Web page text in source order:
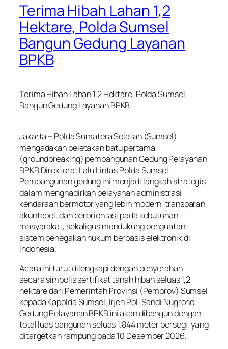
Terima Hibah Lahan 1,2
Hektare, Polda Sumsel
Bangun Gedung Layanan
BPKB
Terima Hibah Lahan 1,2 Hektare, Polda Sumsel
Bangun Gedung Layanan BPKB
Jakarta – Polda Sumatera Selatan (Sumsel)
mengadakan peletakan batu pertama
(groundbreaking) pembangunan Gedung Pelayanan
BPKB Direktorat Lalu Lintas Polda Sumsel.
Pembangunan gedung ini menjadi langkah strategis
dalam menghadirkan pelayanan administrasi
kendaraan bermotor yang lebih modern, transparan,
akuntabel, dan berorientasi pada kebutuhan
masyarakat, sekaligus mendukung penguatan
sistem penegakan hukum berbasis elektronik di
Indonesia.
Acara ini turut dilengkapi dengan penyerahan
secara simbolis sertifikat tanah hibah seluas 1,2
hektare dari Pemerintah Provinsi (Pemprov) Sumsel
kepada Kapolda Sumsel, Irjen Pol. Sandi Nugroho.
Gedung Pelayanan BPKB ini akan dibangun dengan
total luas bangunan seluas 1.844 meter persegi, yang
ditargetkan rampung pada 10 Desember 2026.